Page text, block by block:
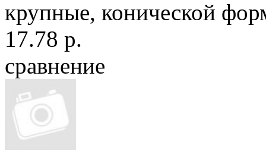
крупные, конической
17.78 р.
сравнение